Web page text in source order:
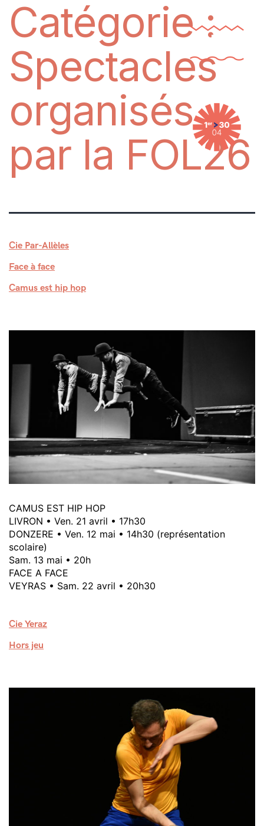
Catégorie :
Spectacles
organisés
par la FOL26
Cie Par-Allèles
Face à face
Camus est hip hop
CAMUS EST HIP HOP
LIVRON • Ven. 21 avril • 17h30
DONZERE • Ven. 12 mai • 14h30 (représentation
scolaire)
Sam. 13 mai • 20h
FACE A FACE
VEYRAS • Sam. 22 avril • 20h30
Cie Yeraz
Hors jeu